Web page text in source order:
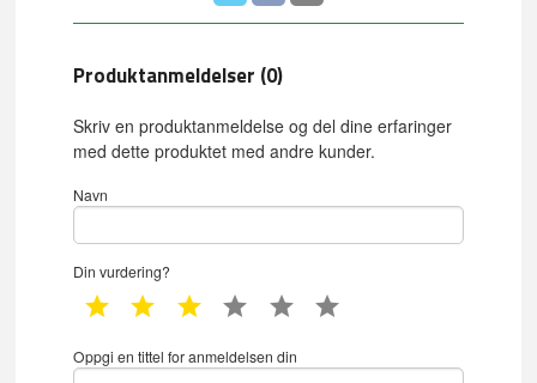
Produktanmeldelser (0)
Skriv en produktanmeldelse og del dine erfaringer
med dette produktet med andre kunder.
Navn
Din vurdering?
1 star 2 star 3 star 4 star 5 star
Oppgi en tittel for anmeldelsen din